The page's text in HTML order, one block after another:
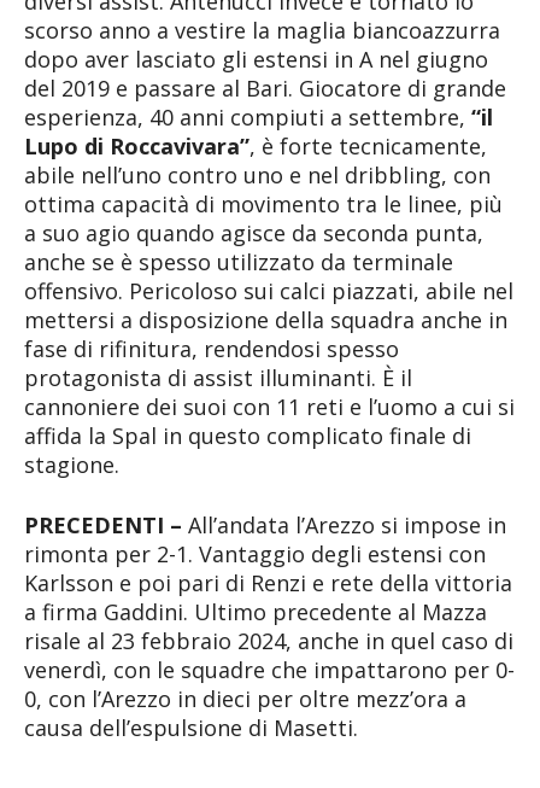
scorso anno a vestire la maglia biancoazzurra
dopo aver lasciato gli estensi in A nel giugno
del 2019 e passare al Bari. Giocatore di grande
esperienza, 40 anni compiuti a settembre, “il
Lupo di Roccavivara”, è forte tecnicamente,
abile nell’uno contro uno e nel dribbling, con
ottima capacità di movimento tra le linee, più
a suo agio quando agisce da seconda punta,
anche se è spesso utilizzato da terminale
offensivo. Pericoloso sui calci piazzati, abile nel
mettersi a disposizione della squadra anche in
fase di rifinitura, rendendosi spesso
protagonista di assist illuminanti. È il
cannoniere dei suoi con 11 reti e l’uomo a cui si
affida la Spal in questo complicato finale di
stagione.
PRECEDENTI – All’andata l’Arezzo si impose in
rimonta per 2-1. Vantaggio degli estensi con
Karlsson e poi pari di Renzi e rete della vittoria
a firma Gaddini. Ultimo precedente al Mazza
risale al 23 febbraio 2024, anche in quel caso di
venerdì, con le squadre che impattarono per 0-
0, con l’Arezzo in dieci per oltre mezz’ora a
causa dell’espulsione di Masetti.